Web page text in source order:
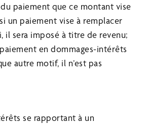
paiement que ce montant vise
un paiement vise à remplacer
il sera imposé à titre de revenu;
paiement en dommages-intérêts
autre motif, il n’est pas
se rapportant à un